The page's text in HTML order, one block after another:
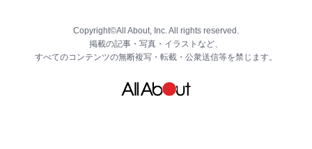
Copyright©All About, Inc. All rights reserved.
掲載の記事・写真・イラストなど、
すべてのコンテンツの無断複写・転載・公衆送信等を禁じます。